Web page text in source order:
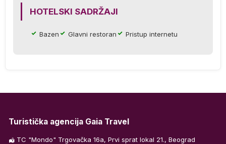
HOTELSKI SADRŽAJI
Bazen Glavni restoran Pristup internetu
Turistička agencija Gaia Travel
TC "Mondo" Trgovačka 16a, Prvi sprat lokal 21., Beograd